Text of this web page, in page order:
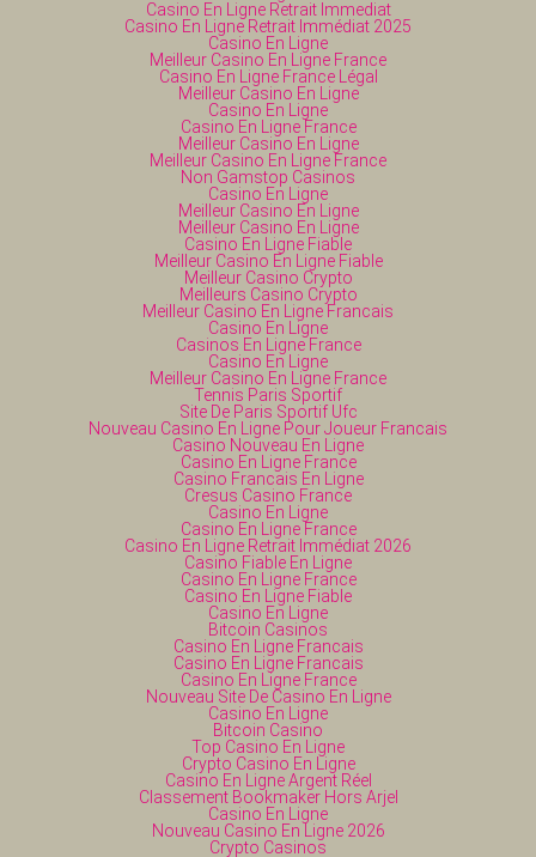
Casino En Ligne Retrait Immediat
Casino En Ligne Retrait Immédiat 2025
Casino En Ligne
Meilleur Casino En Ligne France
Casino En Ligne France Légal
Meilleur Casino En Ligne
Casino En Ligne
Casino En Ligne France
Meilleur Casino En Ligne
Meilleur Casino En Ligne France
Non Gamstop Casinos
Casino En Ligne
Meilleur Casino En Ligne
Meilleur Casino En Ligne
Casino En Ligne Fiable
Meilleur Casino En Ligne Fiable
Meilleur Casino Crypto
Meilleurs Casino Crypto
Meilleur Casino En Ligne Francais
Casino En Ligne
Casinos En Ligne France
Casino En Ligne
Meilleur Casino En Ligne France
Tennis Paris Sportif
Site De Paris Sportif Ufc
Nouveau Casino En Ligne Pour Joueur Francais
Casino Nouveau En Ligne
Casino En Ligne France
Casino Francais En Ligne
Cresus Casino France
Casino En Ligne
Casino En Ligne France
Casino En Ligne Retrait Immédiat 2026
Casino Fiable En Ligne
Casino En Ligne France
Casino En Ligne Fiable
Casino En Ligne
Bitcoin Casinos
Casino En Ligne Francais
Casino En Ligne Francais
Casino En Ligne France
Nouveau Site De Casino En Ligne
Casino En Ligne
Bitcoin Casino
Top Casino En Ligne
Crypto Casino En Ligne
Casino En Ligne Argent Réel
Classement Bookmaker Hors Arjel
Casino En Ligne
Nouveau Casino En Ligne 2026
Crypto Casinos